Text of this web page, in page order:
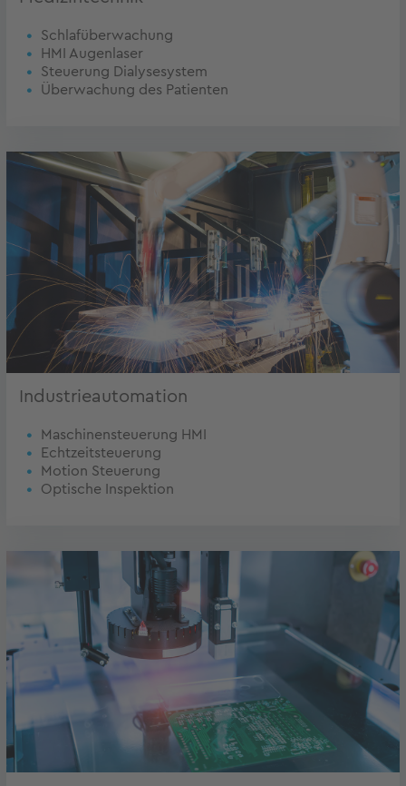
Schlafüberwachung
HMI Augenlaser
Steuerung Dialysesystem
Überwachung des Patienten
Industrieautomation
Maschinensteuerung HMI
Echtzeitsteuerung
Motion Steuerung
Optische Inspektion